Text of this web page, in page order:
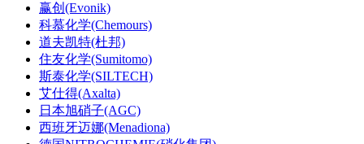
赢创(Evonik)
科慕化学(Chemours)
道夫凯特(杜邦)
住友化学(Sumitomo)
斯泰化学(SILTECH)
艾仕得(Axalta)
日本旭硝子(AGC)
西班牙迈娜(Menadiona)